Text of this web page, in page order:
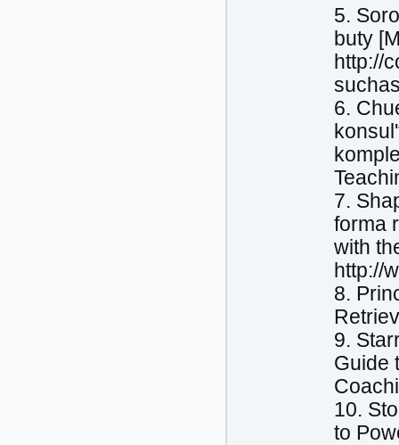
5.
buty
http://
6.
7.
forma
with
http://
8.
9.
Guide
10.
to